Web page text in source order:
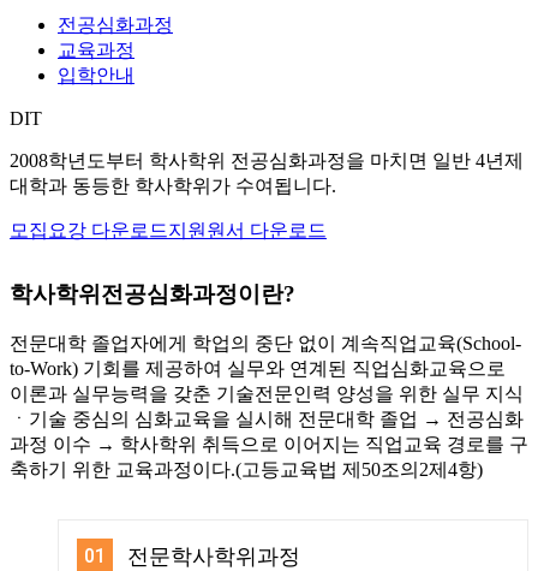
전공심화과정
교육과정
입학안내
DIT
2008학년도부터 학사학위 전공심화과정을 마치면 일반 4년제
대학과 동등한 학사학위 가 수여됩니다.
모집요강 다운로드지원원서 다운로드
학사학위전공심화과정이란?
전문대학 졸업자에게 학업의 중단 없이 계속직업교육(School-
to-Work) 기회를 제공하여 실무와 연계된 직업심화교육으로
이론과 실무능력을 갖춘 기술전문인력 양성을 위한 실무 지식
ㆍ기술 중심의 심화교육을 실시해 전문대학 졸업 → 전공심화
과정 이수 → 학사학위 취득으로 이어지는 직업교육 경로를 구
축하기 위한 교육과정이다.(고등교육법 제50조의2제4항)
01 전문학사학위과정